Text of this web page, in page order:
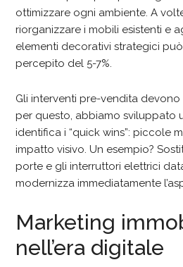
ottimizzare ogni ambiente. A
riorganizzare i mobili esistenti e
elementi decorativi strategici
percepito del 5-7%.
Gli interventi pre-vendita devono
per questo, abbiamo sviluppato
identifica i “quick wins”: piccole
impatto visivo. Un esempio?
porte e gli interruttori elettrici
modernizza immediatamente
Marketing
nell’era digitale